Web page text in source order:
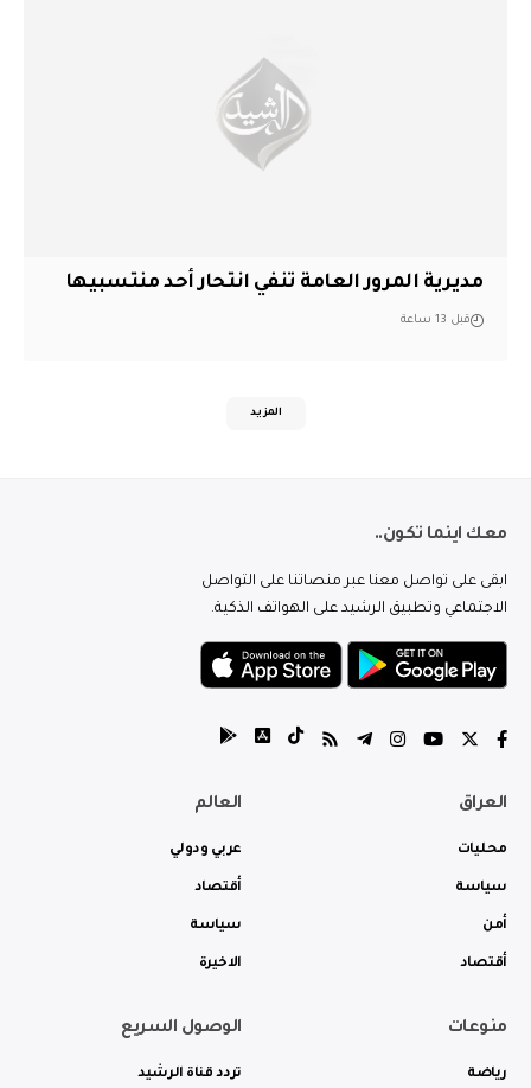
مديرية المرور العامة تنفي انتحار أحد منتسبيها
قبل 13 ساعة
المزيد
معك اينما تكون..
ابقى على تواصل معنا عبر منصاتنا على التواصل
الاجتماعي وتطبيق الرشيد على الهواتف الذكية.
العراق
محليات
سياسة
أمن
أقتصاد
العالم
عربي ودولي
أقتصاد
سياسة
الاخيرة
منوعات
رياضة
الوصول السريع
تردد قناة الرشيد